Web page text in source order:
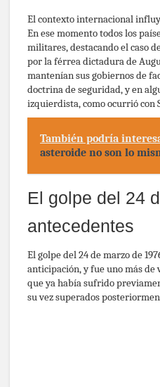
El contexto internacional
En ese momento todos los
militares, destacando el caso
por la férrea dictadura de
mantenían sus gobiernos de
doctrina de seguridad, y en
izquierdista, como ocurrió con
También podría
asteroide no son lo
El golpe del 24
antecedentes
El golpe del 24 de marzo de
anticipación, y fue uno más
que ya había sufrido
su vez superados